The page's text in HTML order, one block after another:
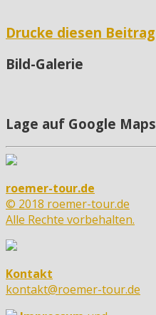
Drucke diesen Beitrag
Bild-Galerie
Lage auf Google Maps
roemer-tour.de
© 2018 roemer-tour.de
Alle Rechte vorbehalten.
Kontakt
kontakt@roemer-tour.de